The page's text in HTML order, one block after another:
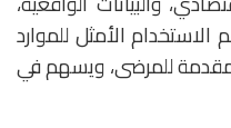
الاستخدام الأمثل للموارد
للمرضى، ويسهم في